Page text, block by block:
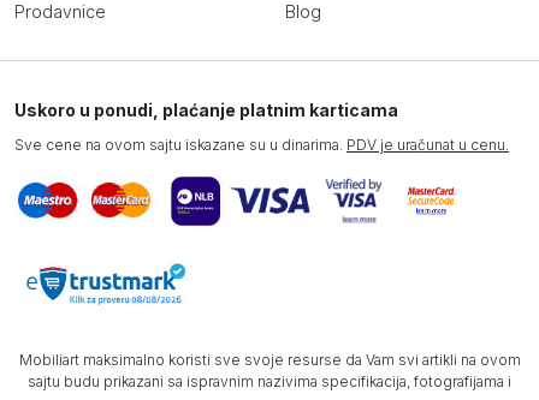
Prodavnice
Blog
Uskoro u ponudi, plaćanje platnim karticama
Sve cene na ovom sajtu iskazane su u dinarima. PDV je uračunat u cenu.
Mobiliart maksimalno koristi sve svoje resurse da Vam svi artikli na ovom
sajtu budu prikazani sa ispravnim nazivima specifikacija, fotografijama i